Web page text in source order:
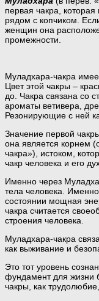
первая чакра, которая
рядом с копчиком.
женщин она
промежности.
Муладхара-чакра
Цвет этой чакры –
до. Чакра связана со
ароматы ветивера,
Резонирующие с ней
Значение первой
она является корнем
чакра»), истоком,
чакр человека и его
Именно через
тела человека.
состоянии мощная
чакра считается
строения человека.
Муладхара-чакра
как выживание и
Это тот уровень
фундамент для жизни
чакры, как